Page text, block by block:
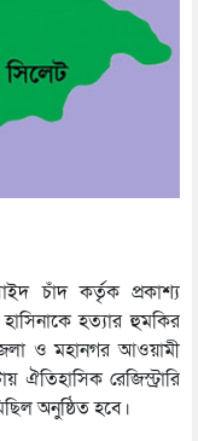
চাঁদ কর্তৃক প্রকাশ্য
হাসিনাকে হত্যার হুমকির
জেলা ও মহানগর আওয়ামী
রেজিস্ট্রারি
অনুষ্ঠিত হবে।